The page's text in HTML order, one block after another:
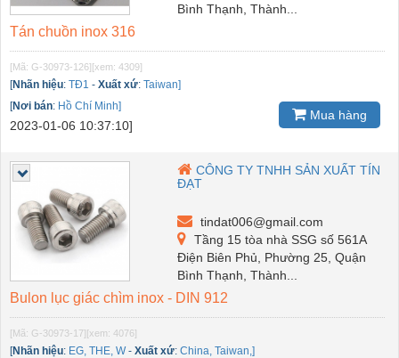
Bình Thạnh, Thành...
Tán chuồn inox 316
[Mã: G-30973-126][xem: 4309]
[Nhãn hiệu: TĐ1 - Xuất xứ: Taiwan]
[Nơi bán: Hồ Chí Minh]
2023-01-06 10:37:10]
Mua hàng
CÔNG TY TNHH SẢN XUẤT TÍN
ĐẠT
tindat006@gmail.com
Tầng 15 tòa nhà SSG số 561A
Điện Biên Phủ, Phường 25, Quận
Bình Thạnh, Thành...
Bulon lục giác chìm inox - DIN 912
[Mã: G-30973-17][xem: 4076]
[Nhãn hiệu: EG, THE, W- Xuất xứ: China, Taiwan,]